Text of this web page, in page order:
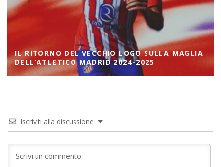
IL RITORNO DEL VECCHIO LOGO SULLA MAGLIA
DELL’ATLETICO MADRID 2024-2025
Iscriviti alla discussione